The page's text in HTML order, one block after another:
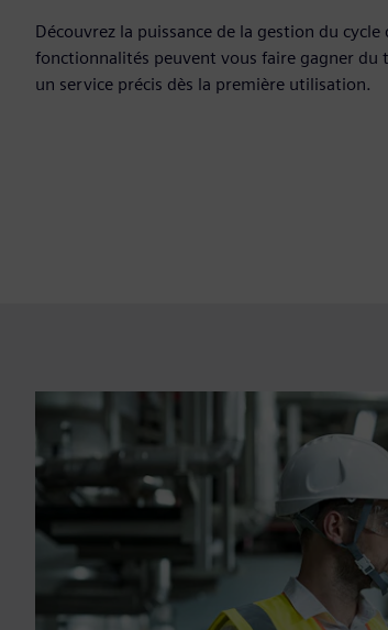
Découvrez la puissance de la gestion du
fonctionnalités peuvent vous faire gagner
un service précis dès la première utilisation.